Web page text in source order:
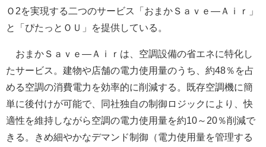
Ｏ2を実現する二つのサービス「おまかＳａｖｅ―Ａｉｒ」
と「ぴたっとＯＵ」を提供している。
おまかＳａｖｅ―Ａｉｒは、空調設備の省エネに特化し
たサービス。建物や店舗の電力使用量のうち、約48％を占
める空調の消費電力を効率的に削減する。既存空調機に簡
単に後付けが可能で、同社独自の制御ロジックにより、快
適性を維持しながら空調の電力使用量を約10～20％削減で
きる。きめ細やかなデマンド制御（電力使用量を管理する